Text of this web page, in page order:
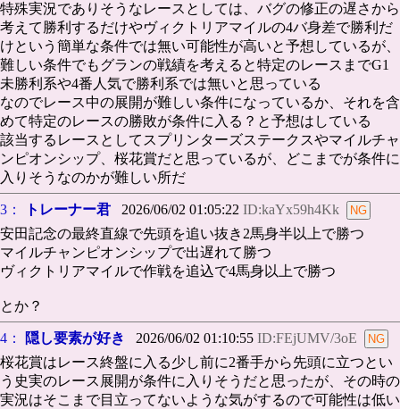
特殊実況でありそうなレースとしては、バグの修正の遅さから
考えて勝利するだけやヴィクトリアマイルの4バ身差で勝利だ
けという簡単な条件では無い可能性が高いと予想しているが、
難しい条件でもグランの戦績を考えると特定のレースまでG1
未勝利系や4番人気で勝利系では無いと思っている
なのでレース中の展開が難しい条件になっているか、それを含
めて特定のレースの勝敗が条件に入る？と予想はしている
該当するレースとしてスプリンターズステークスやマイルチャ
ンピオンシップ、桜花賞だと思っているが、どこまでが条件に
入りそうなのかが難しい所だ
3： トレーナー君 2026/06/02 01:05:22 ID:kaYx59h4Kk
安田記念の最終直線で先頭を追い抜き2馬身半以上で勝つ
マイルチャンピオンシップで出遅れて勝つ
ヴィクトリアマイルで作戦を追込で4馬身以上で勝つ
とか？
4： 隠し要素が好き 2026/06/02 01:10:55 ID:FEjUMV/3oE
桜花賞はレース終盤に入る少し前に2番手から先頭に立つとい
う史実のレース展開が条件に入りそうだと思ったが、その時の
実況はそこまで目立ってないような気がするので可能性は低い